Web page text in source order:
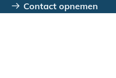
Contact opnemen